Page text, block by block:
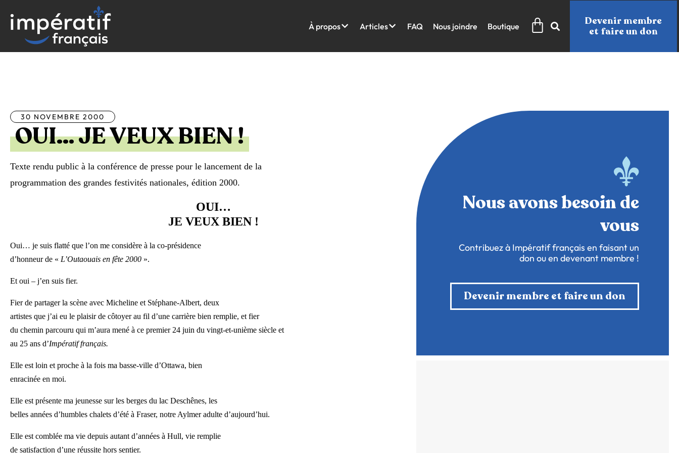
contenu
À propos Articles FAQ Nous joindre Boutique Panier
Devenir membre
et faire un don
30 NOVEMBRE 2000
OUI… JE VEUX BIEN !
Texte rendu public à la conférence de presse pour le lancement de la
programmation des grandes festivités nationales, édition 2000.
OUI…
JE VEUX BIEN !
Oui… je suis flatté que l’on me considère à la co-présidence
d’honneur de « L’Outaouais en fête 2000 ».
Et oui – j’en suis fier.
Fier de partager la scène avec Micheline et Stéphane-Albert, deux
artistes que j’ai eu le plaisir de côtoyer au fil d’une carrière bien remplie, et fier
du chemin parcouru qui m’aura mené à ce premier 24 juin du vingt-et-unième siècle et
au 25 ans d’Impératif français.
Elle est loin et proche à la fois ma basse-ville d’Ottawa, bien
enracinée en moi.
Elle est présente ma jeunesse sur les berges du lac Deschênes, les
belles années d’humbles chalets d’été à Fraser, notre Aylmer adulte d’aujourd’hui.
Elle est comblée ma vie depuis autant d’années à Hull, vie remplie
de satisfaction d’une réussite hors sentier.
Nous avons besoin de
vous
Contribuez à Impératif français en faisant un
don ou en devenant membre !
Devenir membre et faire un don